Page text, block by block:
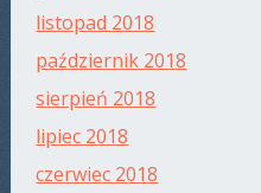
listopad 2018
październik 2018
sierpień 2018
lipiec 2018
czerwiec 2018